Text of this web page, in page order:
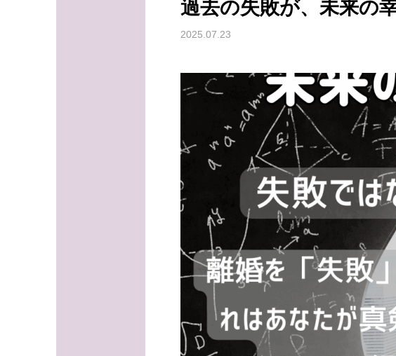
る
過去の失敗が、未来の
2025.07.23